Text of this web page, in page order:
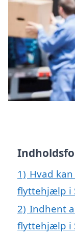
1) Hvad
flyttehjælp i
2) Indhent
flyttehjælp i